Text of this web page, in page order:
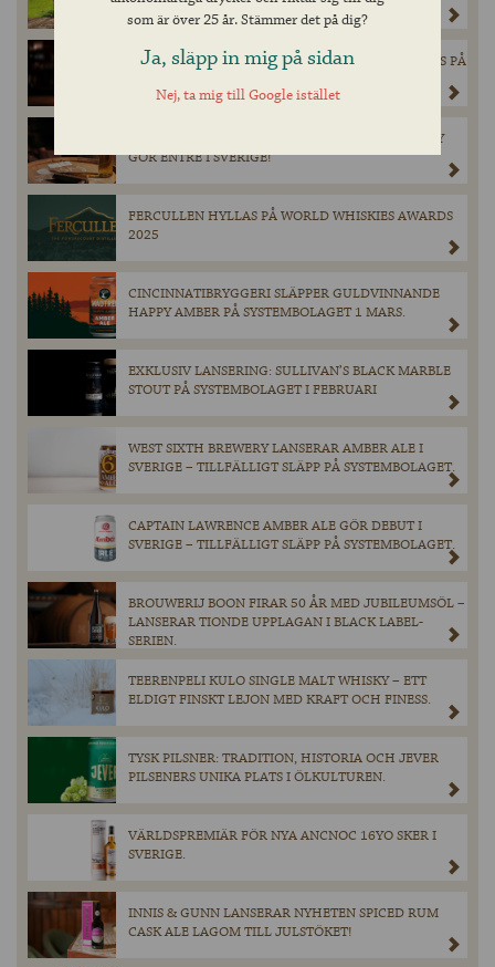
SORTIMENT DEN 28 MARS.
EXKLUSIV ÖL FRÅN SCHNEIDER WEISSE LANSERAS PÅ
TILLGÄNGLIGA.
FEDDIE OCEAN DISTILLERY SINGLE MALT WHISKY
GÖR ENTRÉ I SVERIGE!
FERCULLEN HYLLAS PÅ WORLD WHISKIES AWARDS
2025
CINCINNATIBRYGGERI SLÄPPER GULDVINNANDE
HAPPY AMBER PÅ SYSTEMBOLAGET 1 MARS.
EXKLUSIV LANSERING: SULLIVAN’S BLACK MARBLE
STOUT PÅ SYSTEMBOLAGET I FEBRUARI
WEST SIXTH BREWERY LANSERAR AMBER ALE I
SVERIGE – TILLFÄLLIGT SLÄPP PÅ SYSTEMBOLAGET.
CAPTAIN LAWRENCE AMBER ALE GÖR DEBUT I
SVERIGE – TILLFÄLLIGT SLÄPP PÅ SYSTEMBOLAGET.
BROUWERIJ BOON FIRAR 50 ÅR MED JUBILEUMSÖL –
LANSERAR TIONDE UPPLAGAN I BLACK LABEL-
SERIEN.
TEERENPELI KULO SINGLE MALT WHISKY – ETT
ELDIGT FINSKT LEJON MED KRAFT OCH FINESS.
TYSK PILSNER: TRADITION, HISTORIA OCH JEVER
PILSENERS UNIKA PLATS I ÖLKULTUREN.
VÄRLDSPREMIÄR FÖR NYA ANCNOC 16YO SKER I
SVERIGE.
INNIS & GUNN LANSERAR NYHETEN SPICED RUM
CASK ALE LAGOM TILL JULSTÖKET!
som är över 25 år. Stämmer det på dig?
Ja, släpp in mig på sidan
Nej, ta mig till Google istället